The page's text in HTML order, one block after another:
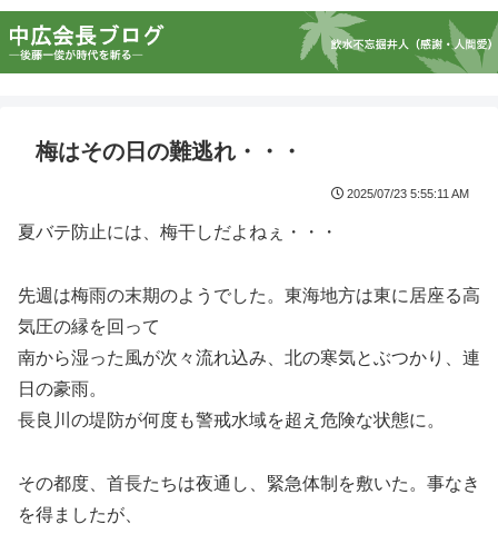
梅はその日の難逃れ・・・
2025/07/23 5:55:11 AM
夏バテ防止には、梅干しだよねぇ・・・
先週は梅雨の末期のようでした。東海地方は東に居座る高
気圧の縁を回って
南から湿った風が次々流れ込み、北の寒気とぶつかり、連
日の豪雨。
長良川の堤防が何度も警戒水域を超え危険な状態に。
その都度、首長たちは夜通し、緊急体制を敷いた。事なき
を得ましたが、